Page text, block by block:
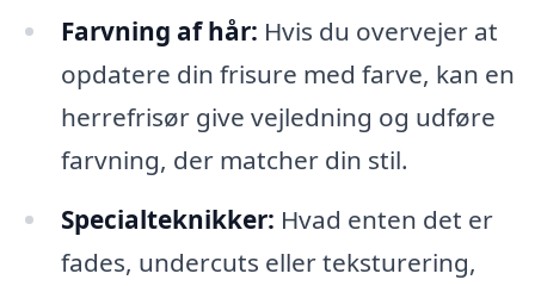
Farvning af hår: Hvis du overvejer at
opdatere din frisure med farve, kan en
herrefrisør give vejledning og udføre
farvning, der matcher din stil.
Specialteknikker: Hvad enten det er
fades, undercuts eller teksturering,